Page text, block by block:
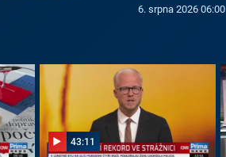
6. srpna 2026 06:00
43:11